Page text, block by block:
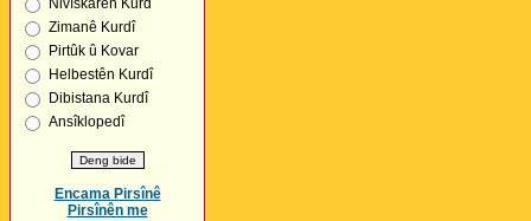
Nivîskarên Kurd
Zimanê Kurdî
Pirtûk û Kovar
Helbestên Kurdî
Dibistana Kurdî
Ansîklopedî
Encama Pirsînê
Pirsînên me